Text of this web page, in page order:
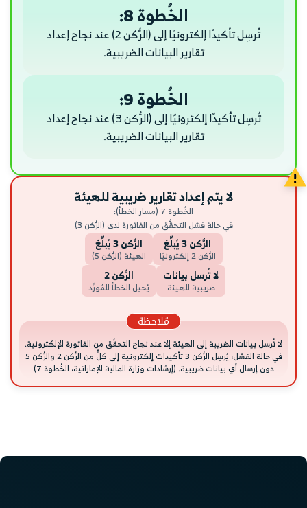
الخُطوة 8:
تُرسِل تأكيدًا إلكترونيًا إلى (الرُّكن 2) عند نجاح إعداد
تقارير البيانات الضريبية.
الخُطوة 9:
تُرسِل تأكيدًا إلكترونيًا إلى (الرُّكن 3) عند نجاح إعداد
تقارير البيانات الضريبية.
لا يتم إعداد تقارير ضريبية للهيئة
الخُطوة 7 (مسار الخطأ):
في حالة فشل التحقُّق من الفاتورة لدى (الرُّكن 3)
الرُّكن 3 يُبلِّغ
الرُّكن 2 إلكترونيًا
الرُّكن 3 يُبلِّغ
الهيئة (الرُّكن 5)
لا تُرسل بيانات
ضريبية للهيئة
الرُّكن 2
يُحيل الخطأ للمُورِّد
مُلاحظة
لا تُرسل بيانات الضريبة إلى الهيئة إلا عند نجاح التحقُّق من الفاتورة الإلكترونية.
في حالة الفشل، يُرسِل الرُّكن 3 تأكيدات إلكترونية إلى كلٍّ من الرُّكن 2 والرُّكن 5
دون إرسال أي بيانات ضريبية. (إرشادات وزارة المالية الإماراتية، الخُطوة 7)